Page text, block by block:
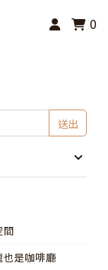
0
送出
是咖啡廳